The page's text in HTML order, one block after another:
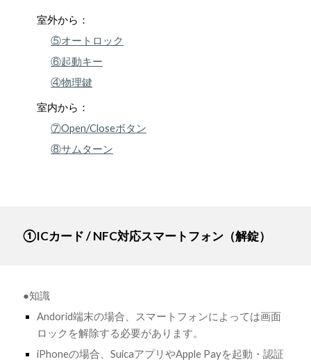
室外から：
⑤オートロック
⑥起動キー
④物理鍵
室内から：
⑦Open/Closeボタン
⑧サムターン
①ICカード / NFC対応スマートフォン（解錠）
●知識
Andorid端末の場合、スマートフォンによっては画面
ロックを解除する必要があります。
iPhoneの場合、SuicaアプリやApple Payを起動・認証